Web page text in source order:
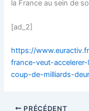
la France au sein de
[ad_2]
https://
france-veut-
coup-de-milliards-
PRÉCÉDENT